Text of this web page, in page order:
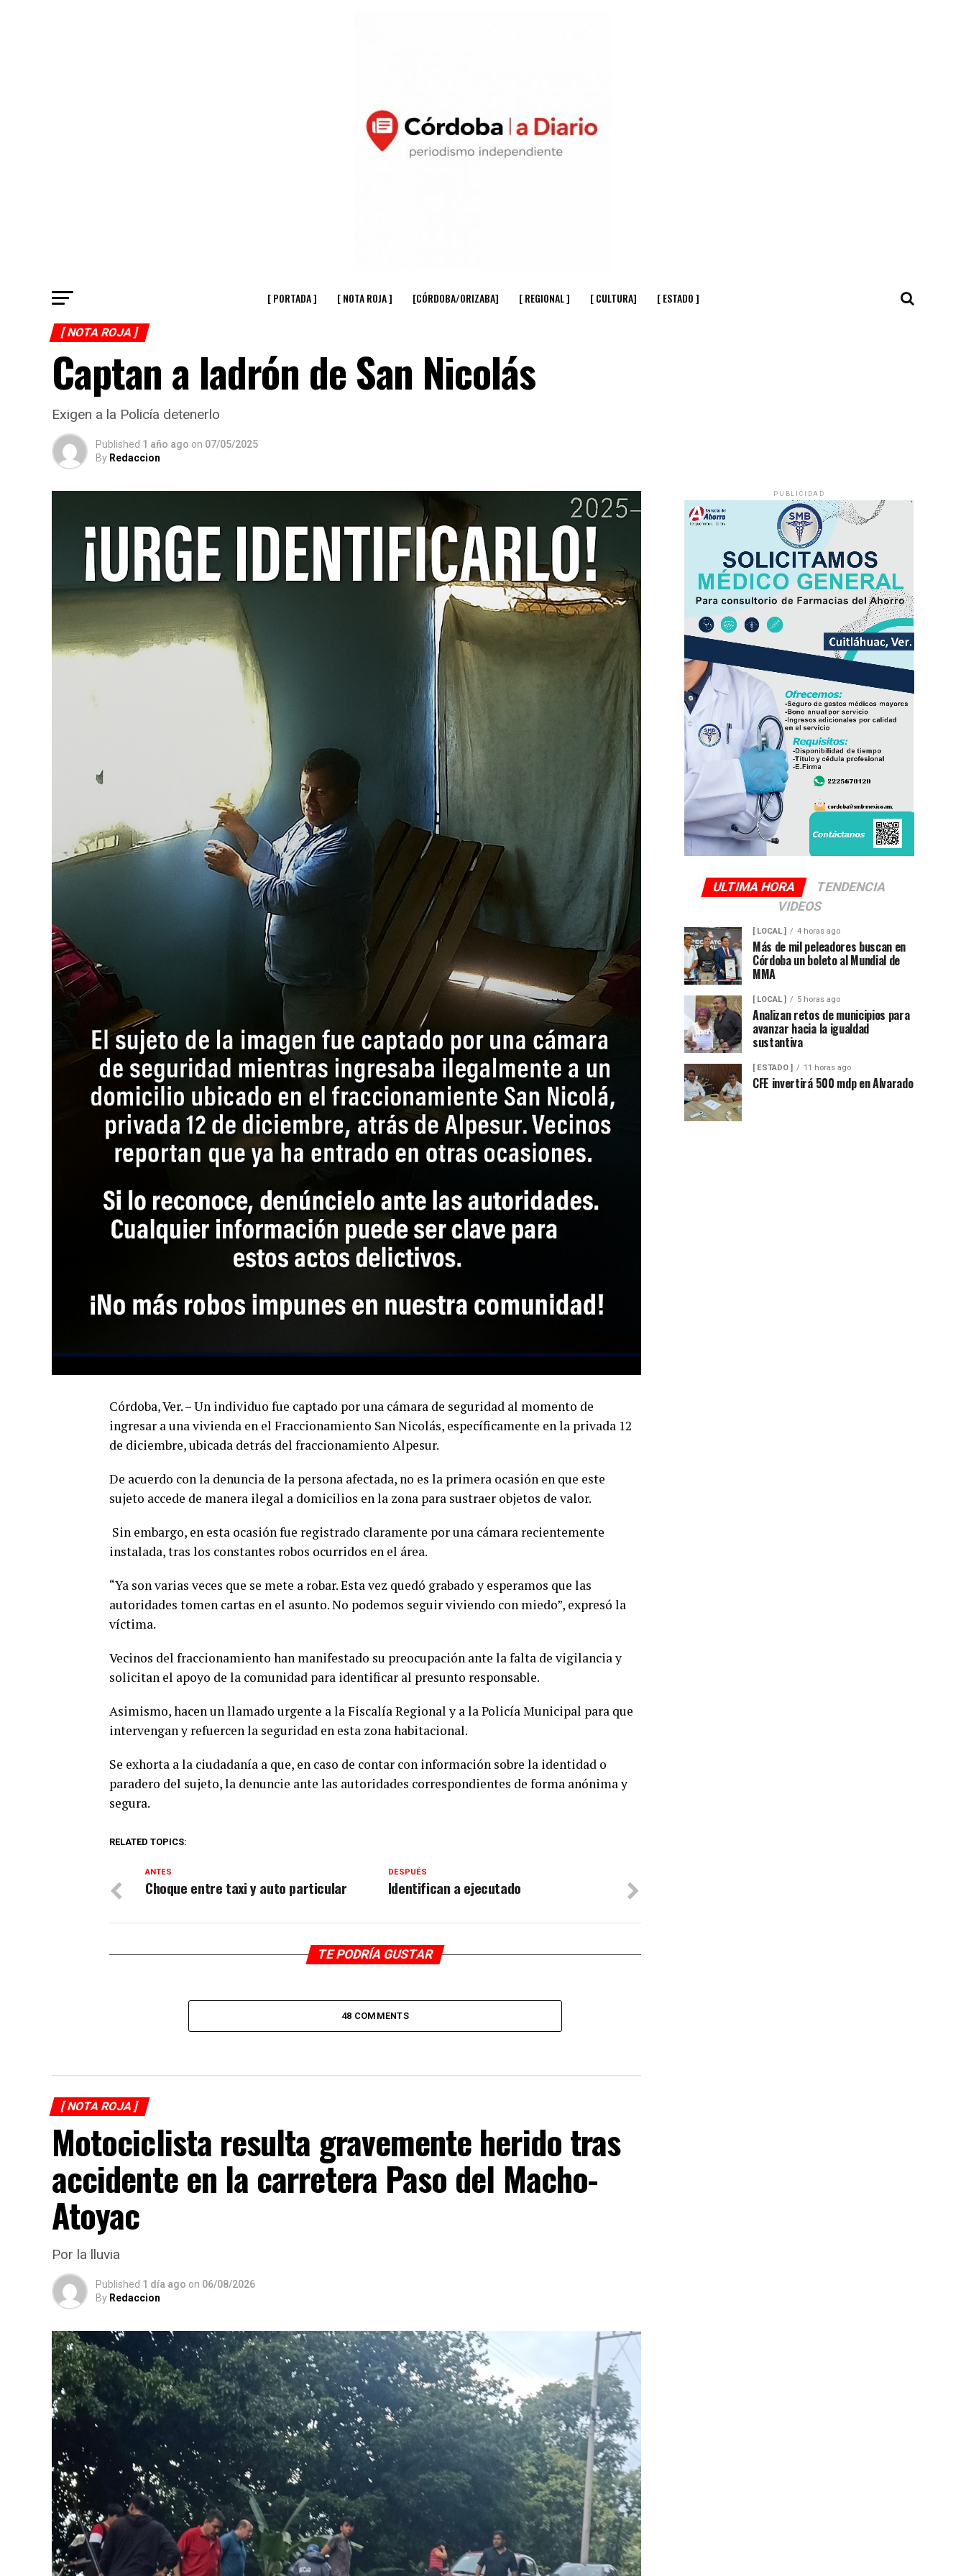
[ PORTADA ] [ NOTA ROJA ] [CÓRDOBA/ORIZABA] [ REGIONAL ] [ CULTURA] [ ESTADO ]
[ NOTA ROJA ]
Captan a ladrón de San Nicolás
Exigen a la Policía detenerlo
Published 1 año ago on 07/05/2025
By Redaccion
Córdoba, Ver. – Un individuo fue captado por una cámara de seguridad al momento de
ingresar a una vivienda en el Fraccionamiento San Nicolás, específicamente en la privada 12
de diciembre, ubicada detrás del fraccionamiento Alpesur.
De acuerdo con la denuncia de la persona afectada, no es la primera ocasión en que este
sujeto accede de manera ilegal a domicilios en la zona para sustraer objetos de valor.
Sin embargo, en esta ocasión fue registrado claramente por una cámara recientemente
instalada, tras los constantes robos ocurridos en el área.
“Ya son varias veces que se mete a robar. Esta vez quedó grabado y esperamos que las
autoridades tomen cartas en el asunto. No podemos seguir viviendo con miedo”, expresó la
víctima.
Vecinos del fraccionamiento han manifestado su preocupación ante la falta de vigilancia y
solicitan el apoyo de la comunidad para identificar al presunto responsable.
Asimismo, hacen un llamado urgente a la Fiscalía Regional y a la Policía Municipal para que
intervengan y refuercen la seguridad en esta zona habitacional.
Se exhorta a la ciudadanía a que, en caso de contar con información sobre la identidad o
paradero del sujeto, la denuncie ante las autoridades correspondientes de forma anónima y
segura.
RELATED TOPICS:
DESPUÉS
Identifican a ejecutado
ANTES
Choque entre taxi y auto particular
TE PODRÍA GUSTAR
48 COMMENTS
[ NOTA ROJA ]
Motociclista resulta gravemente herido tras
accidente en la carretera Paso del Macho-
Atoyac
Por la lluvia
Published 1 día ago on 06/08/2026
By Redaccion
PUBLICIDAD
ULTIMA HORA
TENDENCIA
VIDEOS
[ LOCAL ] 4 horas ago
Más de mil peleadores buscan en
Córdoba un boleto al Mundial de
MMA
[ LOCAL ] 5 horas ago
Analizan retos de municipios para
avanzar hacia la igualdad
sustantiva
[ ESTADO ] 11 horas ago
CFE invertirá 500 mdp en Alvarado